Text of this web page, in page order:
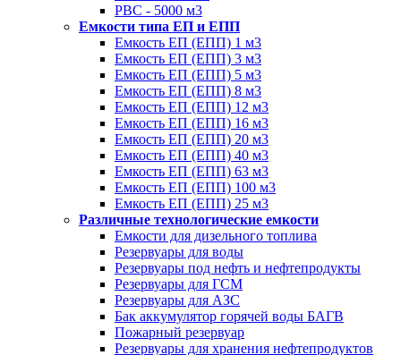
РВС - 5000 м3
Емкости типа ЕП и ЕПП
Емкость ЕП (ЕПП) 1 м3
Емкость ЕП (ЕПП) 3 м3
Емкость ЕП (ЕПП) 5 м3
Емкость ЕП (ЕПП) 8 м3
Емкость ЕП (ЕПП) 12 м3
Емкость ЕП (ЕПП) 16 м3
Емкость ЕП (ЕПП) 20 м3
Емкость ЕП (ЕПП) 40 м3
Емкость ЕП (ЕПП) 63 м3
Емкость ЕП (ЕПП) 100 м3
Емкость ЕП (ЕПП) 25 м3
Различные технологические емкости
Емкости для дизельного топлива
Резервуары для воды
Резервуары под нефть и нефтепродукты
Резервуары для ГСМ
Резервуары для АЗС
Бак аккумулятор горячей воды БАГВ
Пожарный резервуар
Резервуары для хранения нефтепродуктов